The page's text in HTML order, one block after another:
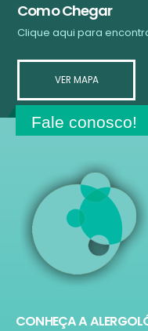
Como Chegar
Clique aqui para
VER MAPA
Fale conosco!
CONHEÇA A